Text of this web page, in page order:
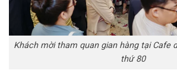
Khách mời tham quan gian hàng tại Cafe
thứ 80